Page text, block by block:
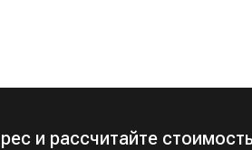
и рассчитайте